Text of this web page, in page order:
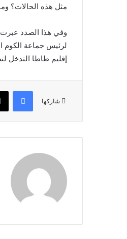
مثل هذه الحالات؟
وفي هذا الصدد
لرئيس جماعة الكوم
إقليم طاطا التدخل
شاركها